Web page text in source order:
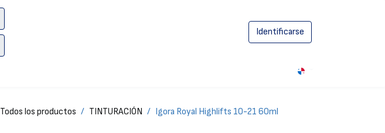
Identificarse
Todos los productos TINTURACIÓN Igora Royal Highlifts 10-21 60ml